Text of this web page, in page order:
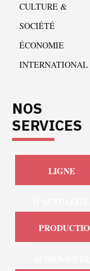
CULTURE &
SOCIÉTÉ
ÉCONOMIE
INTERNATIONAL
NOS
SERVICES
LIGNE